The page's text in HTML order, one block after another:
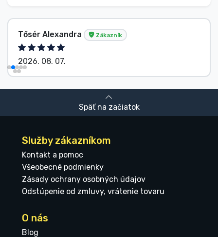
Tősér Alexandra Zákazník
2026. 08. 07.
Späť na začiatok
Služby zákazníkom
Kontakt a pomoc
Všeobecné podmienky
Zásady ochrany osobných údajov
Odstúpenie od zmluvy, vrátenie tovaru
O nás
Blog